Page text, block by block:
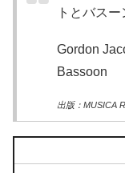
トとバス
Gordon
Bassoon
出版：MUSICA